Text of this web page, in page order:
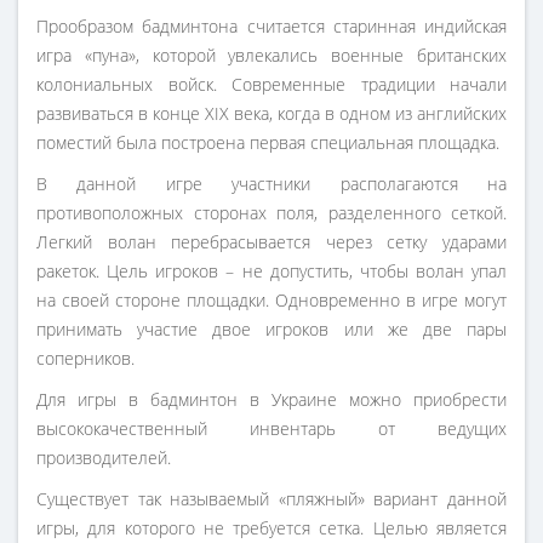
Прообразом бадминтона считается старинная индийская
игра «пуна», которой увлекались военные британских
колониальных войск. Современные традиции начали
развиваться в конце XIX века, когда в одном из английских
поместий была построена первая специальная площадка.
В данной игре участники располагаются на
противоположных сторонах поля, разделенного сеткой.
Легкий волан перебрасывается через сетку ударами
ракеток. Цель игроков – не допустить, чтобы волан упал
на своей стороне площадки. Одновременно в игре могут
принимать участие двое игроков или же две пары
соперников.
Для игры в бадминтон в Украине можно приобрести
высококачественный инвентарь от ведущих
производителей.
Существует так называемый «пляжный» вариант данной
игры, для которого не требуется сетка. Целью является